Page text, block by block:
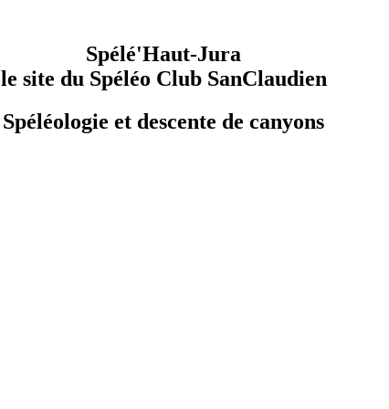
Spélé'Haut-Jura
le site du Spéléo Club SanClaudien
Spéléologie et descente de canyons